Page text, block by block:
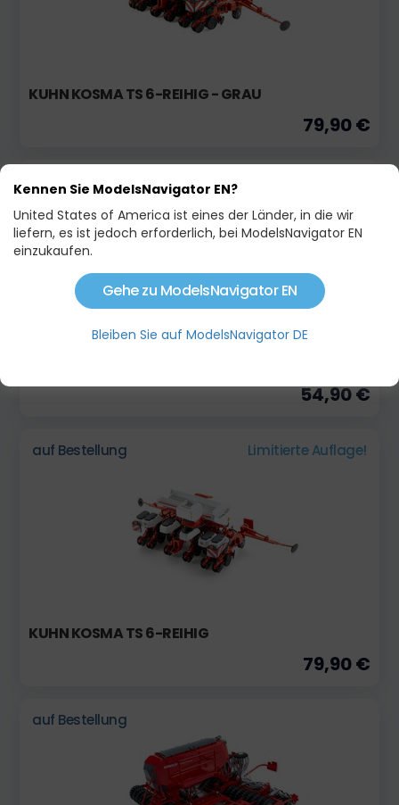
KUHN KOSMA TS 6-REIHIG - GRAU
79,90 €
auf Bestellung
54,90 €
auf Bestellung Limitierte Auflage!
KUHN KOSMA TS 6-REIHIG
79,90 €
auf Bestellung
Kennen Sie ModelsNavigator EN?
United States of America ist eines der Länder, in die wir
liefern, es ist jedoch erforderlich, bei ModelsNavigator EN
einzukaufen.
Gehe zu ModelsNavigator EN
Bleiben Sie auf ModelsNavigator DE